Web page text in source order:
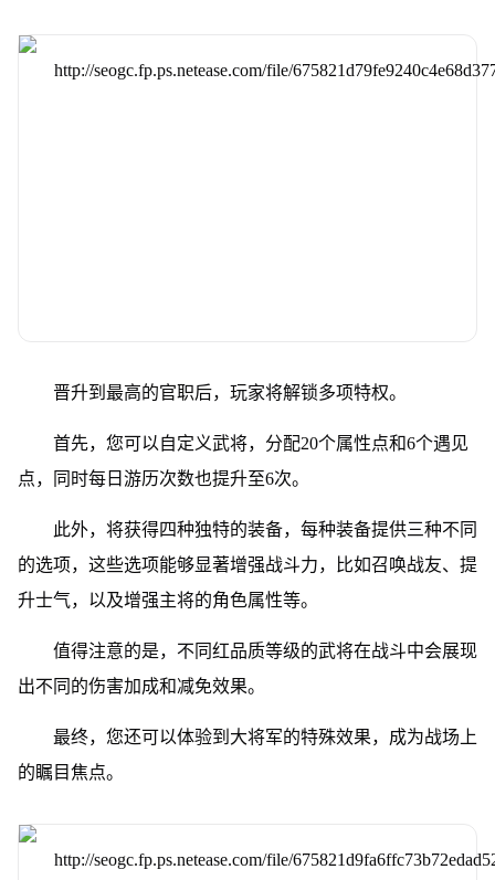
晋升到最高的官职后，玩家将解锁多项特权。
首先，您可以自定义武将，分配20个属性点和6个遇见
点，同时每日游历次数也提升至6次。
此外，将获得四种独特的装备，每种装备提供三种不同
的选项，这些选项能够显著增强战斗力，比如召唤战友、提
升士气，以及增强主将的角色属性等。
值得注意的是，不同红品质等级的武将在战斗中会展现
出不同的伤害加成和减免效果。
最终，您还可以体验到大将军的特殊效果，成为战场上
的瞩目焦点。